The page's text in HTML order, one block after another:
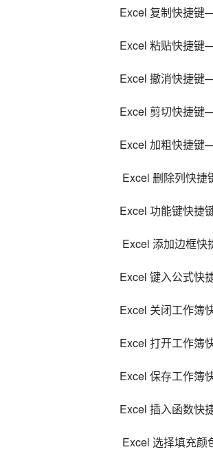
Excel 复制快捷键
Excel 粘贴快捷键
Excel 撤消快捷键
Excel 剪切快捷键
Excel 加粗快捷键
Excel 删除列快
Excel 功能键快捷
Excel 添加边框
Excel 键入公式快
Excel 关闭工作簿
Excel 打开工作簿
Excel 保存工作簿
Excel 插入函数快
Excel 选择填充